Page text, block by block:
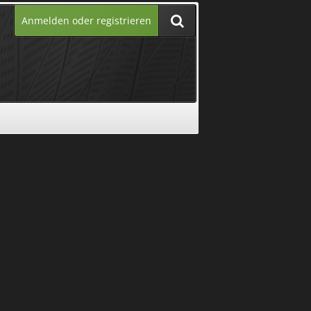
Anmelden oder registrieren